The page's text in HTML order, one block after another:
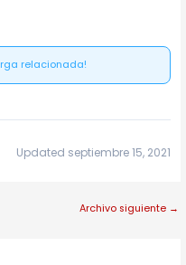
relacionada!
Updated septiembre 15, 2021
Archivo siguiente →